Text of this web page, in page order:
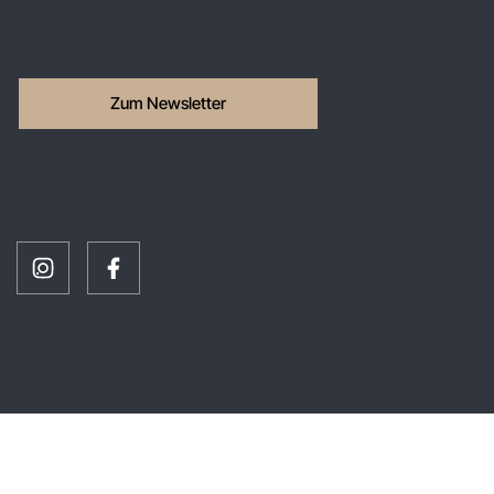
Zum Newsletter